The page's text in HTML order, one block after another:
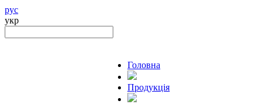
рус
укр
Головна
Продукцiя